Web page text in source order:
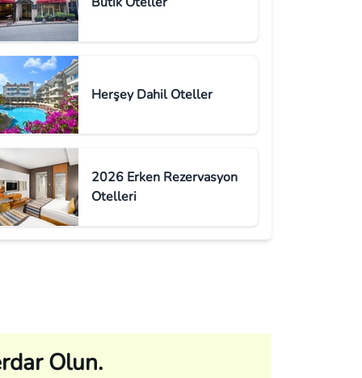
Herşey Dahil Oteller
2026 Erken Rezervasyon
Otelleri
Olun.